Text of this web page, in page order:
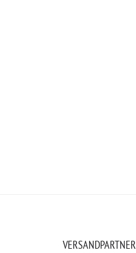
VERSANDPARTNER